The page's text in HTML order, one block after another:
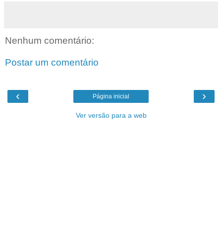
Nenhum comentário:
Postar um comentário
‹ ›
Página inicial
Ver versão para a web